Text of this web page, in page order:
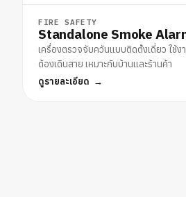
FIRE SAFETY
Standalone Smoke
เครื่องตรวจจับควันแบบติดตั้งเดี่ยว ใช้ง
ต้องเดินสาย เหมาะกับบ้านและร้านค้า
ดูรายละเอียด